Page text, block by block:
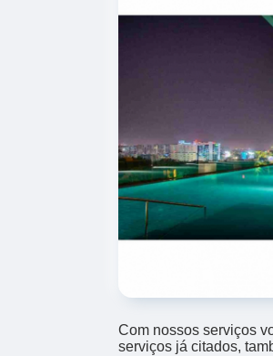
Com nossos serviços
serviços já citados,